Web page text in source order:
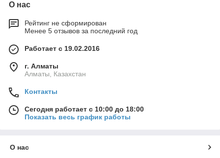
О нас
Рейтинг не сформирован
Менее 5 отзывов за последний год
Работает с 19.02.2016
г. Алматы
Алматы, Казахстан
Контакты
Сегодня работает с 10:00 до 18:00
Показать весь график работы
О нас